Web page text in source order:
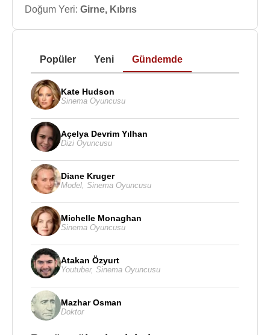
Doğum Yeri: Girne, Kıbrıs
Popüler Yeni Gündemde
Kate Hudson
Sinema Oyuncusu
Açelya Devrim Yılhan
Dizi Oyuncusu
Diane Kruger
Model Sinema Oyuncusu
Michelle Monaghan
Sinema Oyuncusu
Atakan Özyurt
Youtuber, Sinema Oyuncusu
Mazhar Osman
Doktor